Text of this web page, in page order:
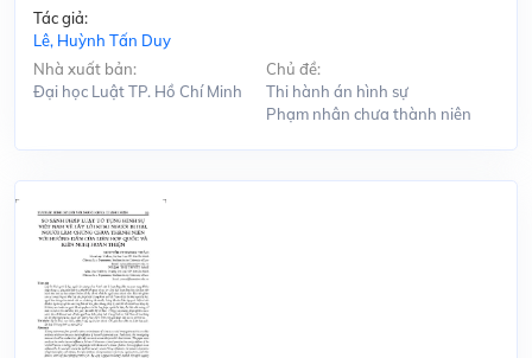
Tác giả:
Lê, Huỳnh Tấn Duy
Nhà xuất bản:
Đại học Luật TP. Hồ Chí Minh
Chủ đề:
Thi hành án hình sự
Phạm nhân chưa thành niên